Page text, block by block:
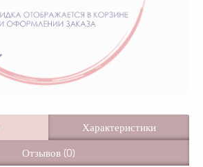
Характеристики
Отзывов (0)